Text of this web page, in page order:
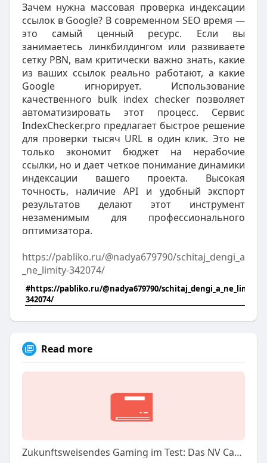
Зачем нужна массовая проверка индексации
ссылок в Google? В современном SEO время —
это самый ценный ресурс. Если вы
занимаетесь линкбилдингом или развиваете
сетку PBN, вам критически важно знать, какие
из ваших ссылок реально работают, а какие
Google игнорирует. Использование
качественного bulk index checker позволяет
автоматизировать этот процесс. Сервис
IndexChecker.pro предлагает быстрое решение
для проверки тысяч URL в один клик. Это не
только экономит бюджет на нерабочие
ссылки, но и дает четкое понимание динамики
индексации вашего проекта. Высокая
точность, наличие API и удобный экспорт
результатов делают этот инструмент
незаменимым для профессионального
оптимизатора.
https://pabliko.ru/@nadya679790/schitaj_dengi_a
_ne_limity-342074/
#https://pabliko.ru/@nadya679790/schitaj_dengi_a_ne_limity-
342074/
Read more
Zukunftsweisendes Gaming im Test: Das NV Casino heute